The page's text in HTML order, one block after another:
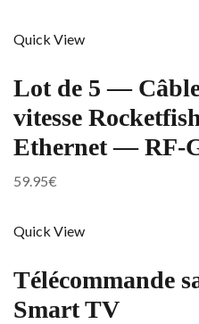
Quick View
Lot de 5 —
vitesse
Ethernet — RF-
59.95€
Quick View
Télécommande
Smart TV